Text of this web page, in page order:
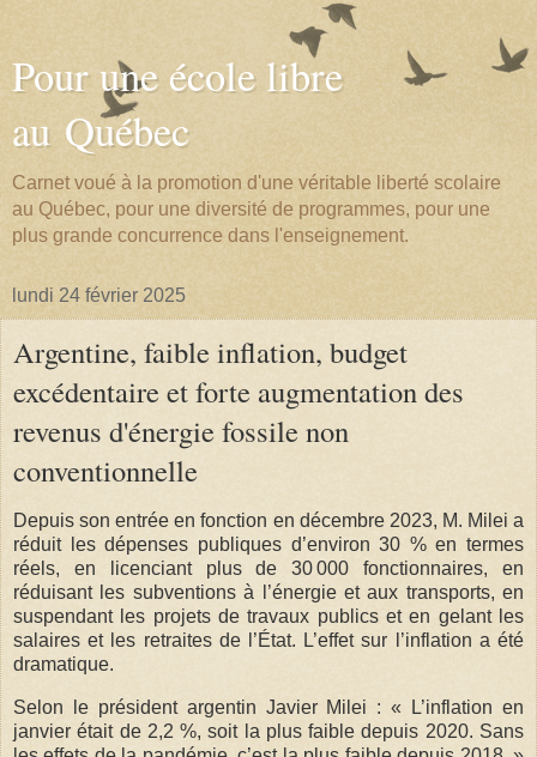
Pour une école libre
au Québec
Carnet voué à la promotion d'une véritable liberté scolaire
au Québec, pour une diversité de programmes, pour une
plus grande concurrence dans l'enseignement.
lundi 24 février 2025
Argentine, faible inflation, budget
excédentaire et forte augmentation des
revenus d'énergie fossile non
conventionnelle
Depuis son entrée en fonction en décembre 2023, M. Milei a
réduit les dépenses publiques d’environ 30 % en termes
réels, en licenciant plus de 30 000 fonctionnaires, en
réduisant les subventions à l’énergie et aux transports, en
suspendant les projets de travaux publics et en gelant les
salaires et les retraites de l’État. L’effet sur l’inflation a été
dramatique.
Selon le président argentin Javier Milei : « L’inflation en
janvier était de 2,2 %, soit la plus faible depuis 2020. Sans